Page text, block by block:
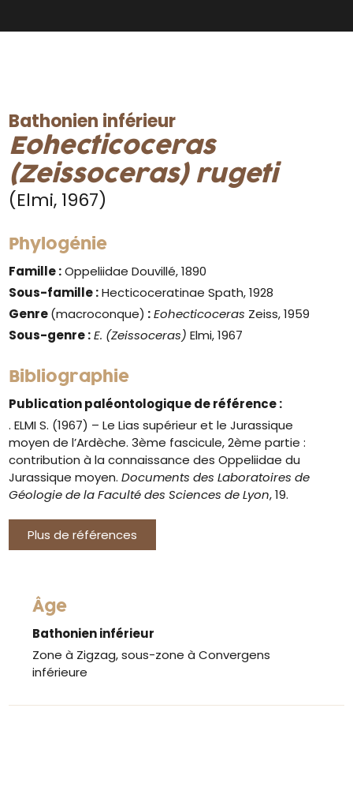
Bathonien inférieur
Eohecticoceras
(Zeissoceras) rugeti
(Elmi, 1967)
Phylogénie
Famille :Oppeliidae Douvillé, 1890
Sous-famille :Hecticoceratinae Spath, 1928
Genre(macroconque) : Eohecticoceras Zeiss, 1959
Sous-genre : E. (Zeissoceras)Elmi, 1967
Bibliographie
Publication paléontologique de référence :
. ELMI S. (1967) – Le Lias supérieur et le Jurassique
moyen de l’Ardèche. 3ème fascicule, 2ème partie :
contribution à la connaissance des Oppeliidae du
Jurassique moyen.Documents des Laboratoires de
Géologie de la Faculté des Sciences de Lyon, 19.
Plus de références
Âge
Bathonien inférieur
Zone à Zigzag, sous-zone à Convergens
inférieure